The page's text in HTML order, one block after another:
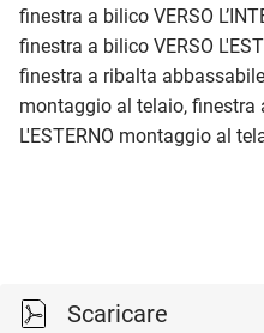
finestra a bilico VERSO
finestra a bilico VERSO
finestra a ribalta abbassabile
montaggio al telaio, finestra
L'ESTERNO montaggio al
Scaricare